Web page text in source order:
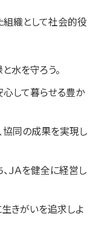
織として社会的役
水を守ろう。
心して暮らせる豊か
協同の成果を実現し
ＪＡを健全に経営し
きがいを追求しよ